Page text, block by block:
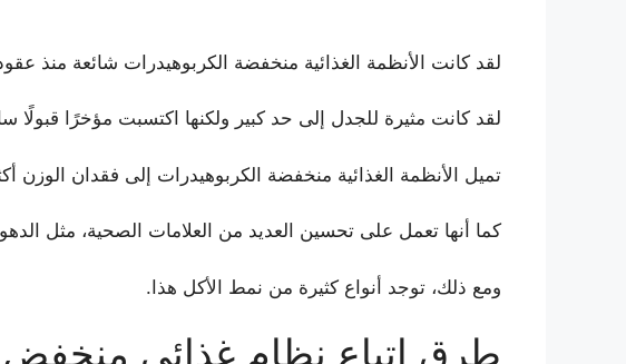
لقد كانت الأنظمة الغذائية منخفضة الكربوهيدرات شائعة منذ
لقد كانت مثيرة للجدل إلى حد كبير ولكنها اكتسبت مؤخرًا قبولًا
تميل الأنظمة الغذائية منخفضة الكربوهيدرات إلى فقدان
كما أنها تعمل على تحسين العديد من العلامات الصحية، مثل
ومع ذلك، توجد أنواع كثيرة من نمط الأكل هذا.
طرق اتباع نظام غذائي منخفض